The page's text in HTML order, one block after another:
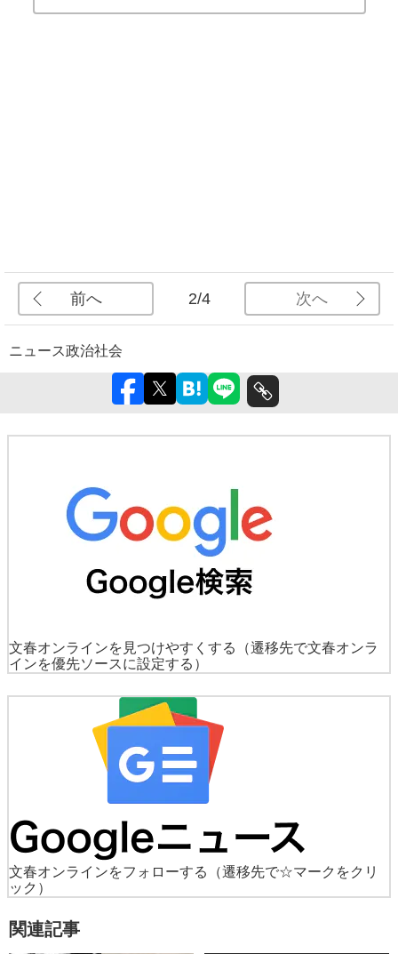
前へ 2/4 次へ
ニュース政治社会
文春オンラインを見つけやすくする
（遷移先で文春オンラ
インを優先ソースに設定する）
文春オンラインをフォローする
（遷移先で☆マークをクリ
ック）
関連記事